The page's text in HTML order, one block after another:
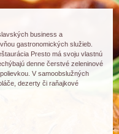
business a
gastronomických služieb.
Presto má svoju vlastnú
denne čerstvé zeleninové
V samoobslužných
dezerty či raňajkové